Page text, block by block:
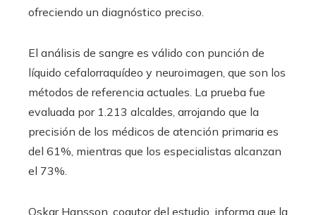
ofreciendo un diagnóstico preciso.
El análisis de sangre es válido con punción de
líquido cefalorraquídeo y neuroimagen, que son los
métodos de referencia actuales. La prueba fue
evaluada por 1.213 alcaldes, arrojando que la
precisión de los médicos de atención primaria es
del 61%, mientras que los especialistas alcanzan
el 73%.
Oskar Hansson, coautor del estudio, informa que la